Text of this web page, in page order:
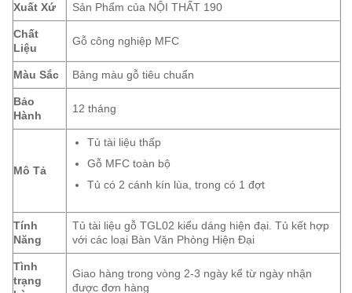
Xuất Xứ Sản Phẩm của NỘI THẤT 190
Chất
Liệu
Gỗ công nghiệp MFC
Màu Sắc Bảng màu gỗ tiêu chuẩn
Bảo
Hành
12 tháng
Mô Tả
Tủ tài liệu thấp
Gỗ MFC toàn bộ
Tủ có 2 cánh kín lùa, trong có 1 đợt
Tính
Năng
Tủ tài liệu gỗ TGL02 kiểu dáng hiện đại. Tủ kết hợp
với các loại Bàn Văn Phòng Hiện Đại
Tình
trạng
Giao hàng trong vòng 2-3 ngày kể từ ngày nhận
được đơn hàng